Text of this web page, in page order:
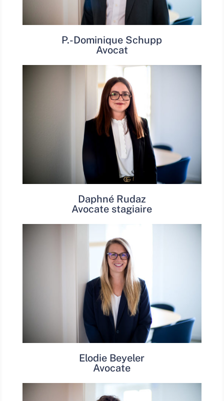
P.-Dominique Schupp
Avocat
Daphné Rudaz
Avocate stagiaire
Elodie Beyeler
Avocate